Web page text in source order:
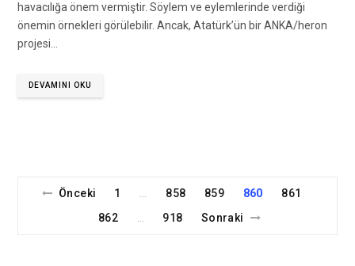
havacılığa önem vermiştir. Söylem ve eylemlerinde verdiği
önemin örnekleri görülebilir. Ancak, Atatürk’ün bir ANKA/heron
projesi…
DEVAMINI OKU
Önceki 1 … 858 859 860
861
862
… 918 Sonraki